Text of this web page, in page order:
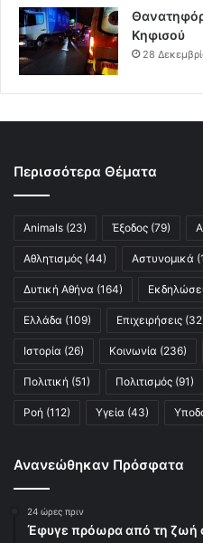
Κηφισού
28
Περισσότερα Θέματα
Animals (23) Έξοδος (79)
Αθλητισμός (44) Αστυνομικά
Δυτική Αθήνα (164)
Ελλάδα (109) Επιχειρήσεις
Ιστορία (26) Κοινωνία (236)
Πολιτική (51) Πολιτισμός (91)
Ροή (112) Υγεία (43)
Ανανεώθηκαν Πρόσφατα
24 ώρες πριν
Έφυγε πρόωρα από τη ζωή